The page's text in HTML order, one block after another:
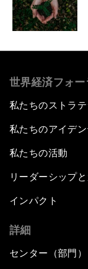
世界経済フォ
私たちのストラ
私たちのアイデ
私たちの活動
リーダーシップ
インパクト
詳細
センター（部門）